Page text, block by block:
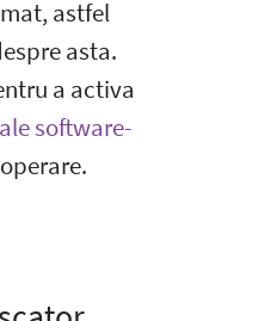
astfel
asta.
a activa
software-